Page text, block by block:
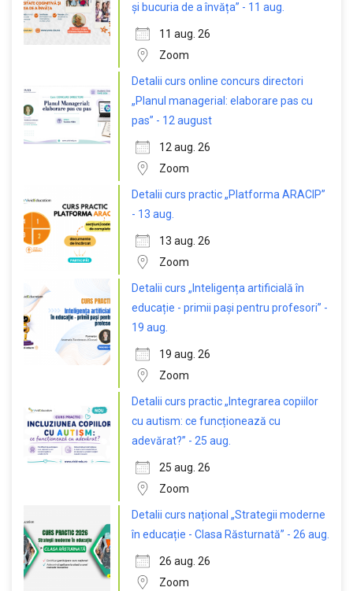
și bucuria de a învăța” - 11 aug.
11 aug. 26
Zoom
Detalii curs online concurs directori
„Planul managerial: elaborare pas cu
pas” - 12 august
12 aug. 26
Zoom
Detalii curs practic „Platforma ARACIP”
- 13 aug.
13 aug. 26
Zoom
Detalii curs „Inteligența artificială în
educație - primii pași pentru profesori” -
19 aug.
19 aug. 26
Zoom
Detalii curs practic „Integrarea copiilor
cu autism: ce funcționează cu
adevărat?” - 25 aug.
25 aug. 26
Zoom
Detalii curs național „Strategii moderne
în educație - Clasa Răsturnată” - 26 aug.
26 aug. 26
Zoom